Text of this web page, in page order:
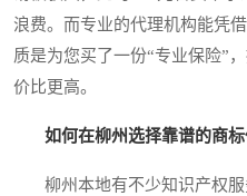
浪费。而专业的代理机构能凭
质是为您买了一份“专业保险”
价比更高。
如何在柳州选择靠谱的商
柳州本地有不少知识产权服